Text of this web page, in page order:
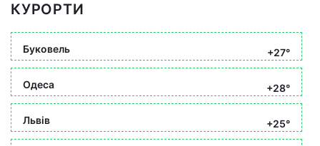
КУРОРТИ
Буковель +27°
Одеса +28°
Львів +25°